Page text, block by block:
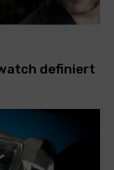
definiert